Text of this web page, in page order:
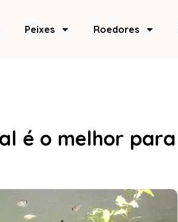
Peixes Roedores
é o melhor para